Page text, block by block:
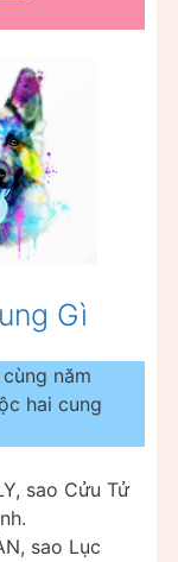
Gì
năm
hai cung
sao Cửu Tử
sao Lục